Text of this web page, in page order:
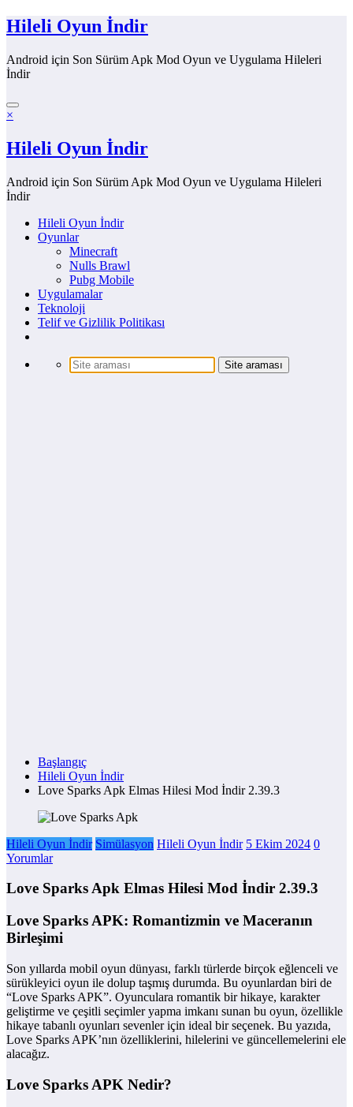
İçeriğe
atla
Hileli Oyun İndir
Android için Son Sürüm Apk Mod Oyun ve Uygulama Hileleri
İndir
×
Hileli Oyun İndir
Android için Son Sürüm Apk Mod Oyun ve Uygulama Hileleri
İndir
Hileli Oyun İndir
Oyunlar
Minecraft
Nulls Brawl
Pubg Mobile
Uygulamalar
Teknoloji
Telif ve Gizlilik Politikası
Başlangıç
Hileli Oyun İndir
Love Sparks Apk Elmas Hilesi Mod İndir 2.39.3
Hileli Oyun İndir Simülasyon Hileli Oyun İndir 5 Ekim 2024 0
Yorumlar
Love Sparks Apk Elmas Hilesi Mod İndir 2.39.3
Love Sparks APK: Romantizmin ve Maceranın
Birleşimi
Son yıllarda mobil oyun dünyası, farklı türlerde birçok eğlenceli ve
sürükleyici oyun ile dolup taşmış durumda. Bu oyunlardan biri de
“Love Sparks APK”. Oyunculara romantik bir hikaye, karakter
geliştirme ve çeşitli seçimler yapma imkanı sunan bu oyun, özellikle
hikaye tabanlı oyunları sevenler için ideal bir seçenek. Bu yazıda,
Love Sparks APK’nın özelliklerini, hilelerini ve güncellemelerini ele
alacağız.
Love Sparks APK Nedir?